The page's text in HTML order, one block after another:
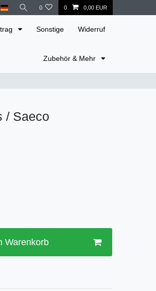
0 0 0,00 EUR
Sonstige Widerruf
Zubehör & Mehr
/ Saeco
Warenkorb